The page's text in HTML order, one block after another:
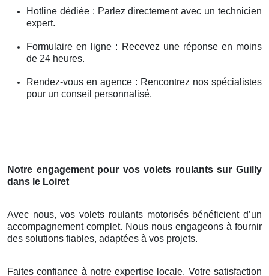
Hotline dédiée : Parlez directement avec un technicien
expert.
Formulaire en ligne : Recevez une réponse en moins
de 24 heures.
Rendez-vous en agence : Rencontrez nos spécialistes
pour un conseil personnalisé.
Notre engagement pour vos volets roulants sur Guilly
dans le Loiret
Avec nous, vos volets roulants motorisés bénéficient d’un
accompagnement complet. Nous nous engageons à fournir
des solutions fiables, adaptées à vos projets.
Faites confiance à notre expertise locale. Votre satisfaction